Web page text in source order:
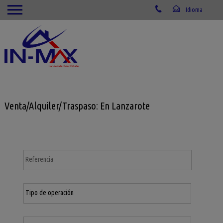
Venta/Alquiler/Traspaso: En Lanzarote